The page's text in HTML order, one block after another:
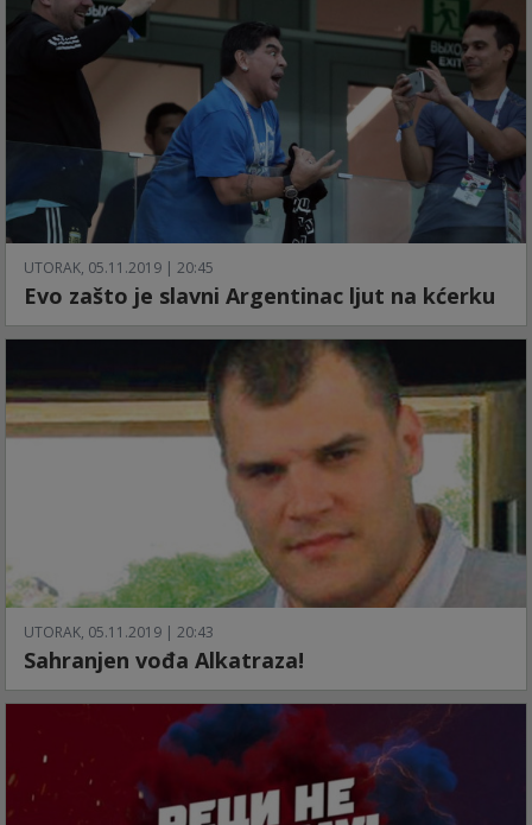
UTORAK, 05.11.2019 | 20:45
Evo zašto je slavni Argentinac ljut na kćerku
UTORAK, 05.11.2019 | 20:43
Sahranjen vođa Alkatraza!